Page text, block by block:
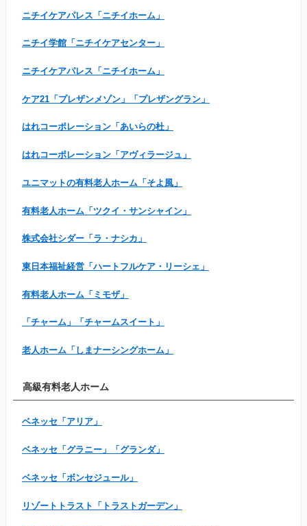
ニチイケアパレス「ニチイホーム」
ニチイ学館「ニチイケアセンター」
ニチイケアパレス「ニチイホーム」
ケア21「プレザンメゾン」「プレザングラン」
はれコーポレーション「あいらの杜」
はれコーポレーション「アヴィラージュ」
ユニマットの有料老人ホーム「そよ風」
有料老人ホーム「ツクイ・サンシャイン」
株式会社シダー「ラ・ナシカ」
東日本福祉経営「ハートフルケア・リーシェ」
有料老人ホーム「ミモザ」
「チャーム」「チャームスイート」
老人ホーム「しまナーシングホーム」
高級有料老人ホーム
ベネッセ「アリア」
ベネッセ「グラニー」「グランダ」
ベネッセ「ボンセジュール」
リゾートトラスト「トラストガーデン」